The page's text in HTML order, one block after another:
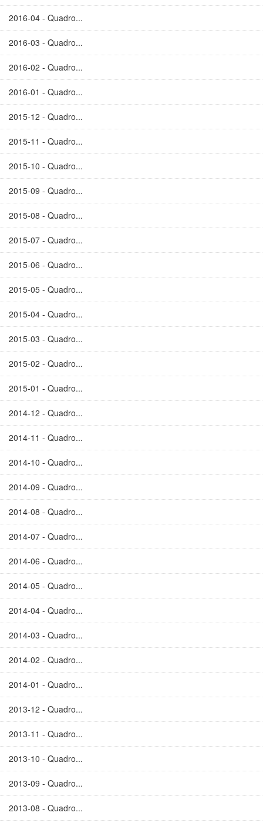
2016-04 - Quadro...
2016-03 - Quadro...
2016-02 - Quadro...
2016-01 - Quadro...
2015-12 - Quadro...
2015-11 - Quadro...
2015-10 - Quadro...
2015-09 - Quadro...
2015-08 - Quadro...
2015-07 - Quadro...
2015-06 - Quadro...
2015-05 - Quadro...
2015-04 - Quadro...
2015-03 - Quadro...
2015-02 - Quadro...
2015-01 - Quadro...
2014-12 - Quadro...
2014-11 - Quadro...
2014-10 - Quadro...
2014-09 - Quadro...
2014-08 - Quadro...
2014-07 - Quadro...
2014-06 - Quadro...
2014-05 - Quadro...
2014-04 - Quadro...
2014-03 - Quadro...
2014-02 - Quadro...
2014-01 - Quadro...
2013-12 - Quadro...
2013-11 - Quadro...
2013-10 - Quadro...
2013-09 - Quadro...
2013-08 - Quadro...